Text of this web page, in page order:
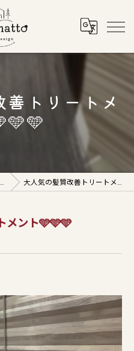
トリートメ
大人気の髪質改善トリートメント🩵🩵🩵
メント🩵🩵🩵